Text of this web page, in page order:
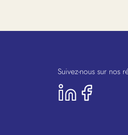
Suivez-nous sur nos